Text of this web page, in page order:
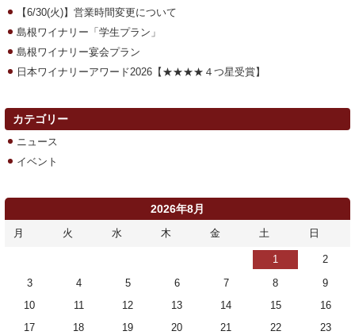
【6/30(火)】営業時間変更について
島根ワイナリー「学生プラン」
島根ワイナリー宴会プラン
日本ワイナリーアワード2026【★★★★４つ星受賞】
カテゴリー
ニュース
イベント
2026年8月
月 火 水 木 金 土 日
1
2
3
4 5 6 7 8
9
10
11 12 13 14 15
16
17
18 19 20 21 22
23